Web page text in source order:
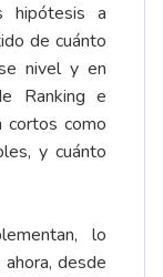
hipótesis a
de cuánto
nivel y en
Ranking e
cortos como
y cuánto
lo
desde